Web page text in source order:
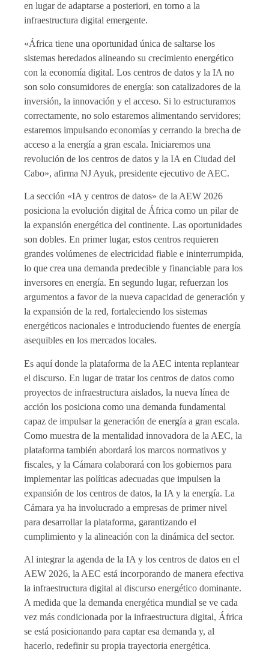
en lugar de adaptarse a posteriori, en torno a la
infraestructura digital emergente.
«África tiene una oportunidad única de saltarse los
sistemas heredados alineando su crecimiento energético
con la economía digital. Los centros de datos y la IA no
son solo consumidores de energía: son catalizadores de la
inversión, la innovación y el acceso. Si lo estructuramos
correctamente, no solo estaremos alimentando servidores;
estaremos impulsando economías y cerrando la brecha de
acceso a la energía a gran escala. Iniciaremos una
revolución de los centros de datos y la IA en Ciudad del
Cabo», afirma NJ Ayuk, presidente ejecutivo de AEC.
La sección «IA y centros de datos» de la AEW 2026
posiciona la evolución digital de África como un pilar de
la expansión energética del continente. Las oportunidades
son dobles. En primer lugar, estos centros requieren
grandes volúmenes de electricidad fiable e ininterrumpida,
lo que crea una demanda predecible y financiable para los
inversores en energía. En segundo lugar, refuerzan los
argumentos a favor de la nueva capacidad de generación y
la expansión de la red, fortaleciendo los sistemas
energéticos nacionales e introduciendo fuentes de energía
asequibles en los mercados locales.
Es aquí donde la plataforma de la AEC intenta replantear
el discurso. En lugar de tratar los centros de datos como
proyectos de infraestructura aislados, la nueva línea de
acción los posiciona como una demanda fundamental
capaz de impulsar la generación de energía a gran escala.
Como muestra de la mentalidad innovadora de la AEC, la
plataforma también abordará los marcos normativos y
fiscales, y la Cámara colaborará con los gobiernos para
implementar las políticas adecuadas que impulsen la
expansión de los centros de datos, la IA y la energía. La
Cámara ya ha involucrado a empresas de primer nivel
para desarrollar la plataforma, garantizando el
cumplimiento y la alineación con la dinámica del sector.
Al integrar la agenda de la IA y los centros de datos en el
AEW 2026, la AEC está incorporando de manera efectiva
la infraestructura digital al discurso energético dominante.
A medida que la demanda energética mundial se ve cada
vez más condicionada por la infraestructura digital, África
se está posicionando para captar esa demanda y, al
hacerlo, redefinir su propia trayectoria energética.